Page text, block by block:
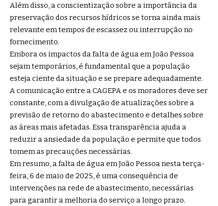
Além disso, a conscientização sobre a importância da
preservação dos recursos hídricos se torna ainda mais
relevante em tempos de escassez ou interrupção no
fornecimento.
Embora os impactos da falta de água em João Pessoa
sejam temporários, é fundamental que a população
esteja ciente da situação e se prepare adequadamente.
A comunicação entre a CAGEPA e os moradores deve ser
constante, com a divulgação de atualizações sobre a
previsão de retorno do abastecimento e detalhes sobre
as áreas mais afetadas. Essa transparência ajuda a
reduzir a ansiedade da população e permite que todos
tomem as precauções necessárias.
Em resumo, a falta de água em João Pessoa nesta terça-
feira, 6 de maio de 2025, é uma consequência de
intervenções na rede de abastecimento, necessárias
para garantir a melhoria do serviço a longo prazo.